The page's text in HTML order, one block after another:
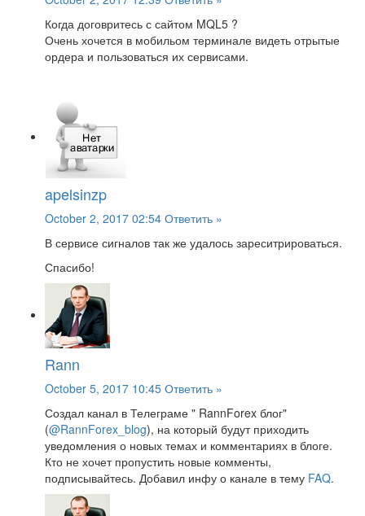
Когда договритесь с сайтом MQL5 ?
Очень хочется в мобильом терминале видеть отрытые
ордера и пользоваться их сервисами.
apelsinzp
October 2, 2017 02:54 Ответить »
В сервисе сигналов так же удалось зареситрироваться.
Спасибо!
Rann
October 5, 2017 10:45 Ответить »
Создал канал в Телеграме " RannForex блог"
(@RannForex_blog), на который будут приходить
уведомления о новых темах и комментариях в блоге.
Кто не хочет пропустить новые комменты,
подписывайтесь. Добавил инфу о канале в тему FAQ.